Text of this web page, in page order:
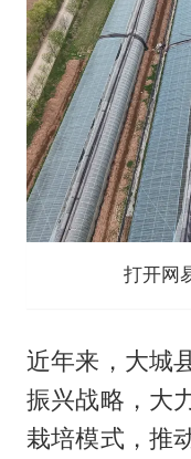
打开网
近年来，大城
振兴战略，大
栽培模式，推